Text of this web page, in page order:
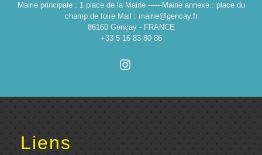
Mairie principale : 1 place de la Mairie ------Mairie annexe : place du
champ de foire Mail : mairie@gencay.fr
86160 Gençay - FRANCE
+33 5 16 83 80 86
Liens